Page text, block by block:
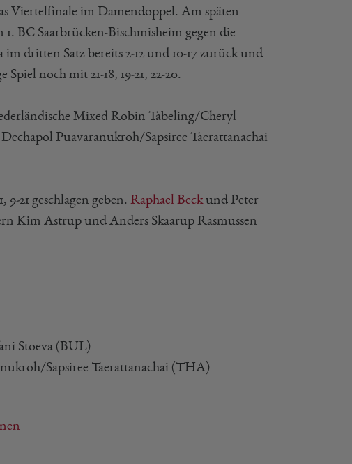
Viertelfinale im Damendoppel. Am späten
BC Saarbrücken-Bischmisheim gegen die
dritten Satz bereits 2-12 und 10-17 zurück und
noch mit 21-18, 19-21, 22-20.
Mixed Robin Tabeling/Cheryl
Dechapol Puavaranukroh/Sapsiree Taerattanachai
21 geschlagen geben. Raphael Beck und Peter
Kim Astrup und Anders Skaarup Rasmussen
Stoeva (BUL)
Sapsiree Taerattanachai (THA)